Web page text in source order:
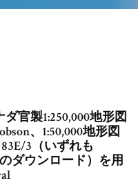
官製1:250,000地形図
、1:50,000地形図
83E/3（いずれも
ダウンロード）を用